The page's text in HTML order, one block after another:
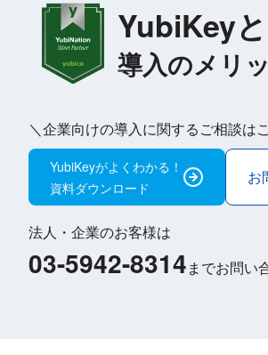
YubiKey
導入のメリ
＼企業向けの導入に関するご相談は
YubiKeyがよくわかる！
資料ダウンロード
お
法人・企業のお客様は
03-5942-8314までお問い